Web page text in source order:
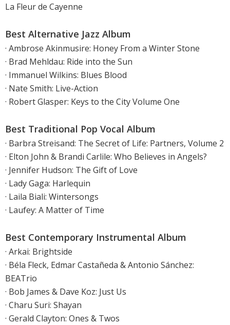
La Fleur de Cayenne
Best Alternative Jazz Album
· Ambrose Akinmusire: Honey From a Winter Stone
· Brad Mehldau: Ride into the Sun
· Immanuel Wilkins: Blues Blood
· Nate Smith: Live-Action
· Robert Glasper: Keys to the City Volume One
Best Traditional Pop Vocal Album
· Barbra Streisand: The Secret of Life: Partners, Volume 2
· Elton John & Brandi Carlile: Who Believes in Angels?
· Jennifer Hudson: The Gift of Love
· Lady Gaga: Harlequin
· Laila Biali: Wintersongs
· Laufey: A Matter of Time
Best Contemporary Instrumental Album
· Arkai: Brightside
· Béla Fleck, Edmar Castañeda & Antonio Sánchez:
BEATrio
· Bob James & Dave Koz: Just Us
· Charu Suri: Shayan
· Gerald Clayton: Ones & Twos